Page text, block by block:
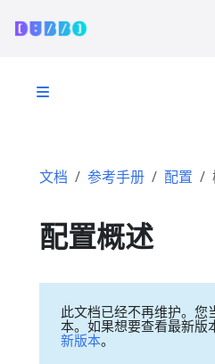
文档 参考手册 配置
配置概述
此文档已经不再维护。您
本。如果想要查看最新版
新版本。